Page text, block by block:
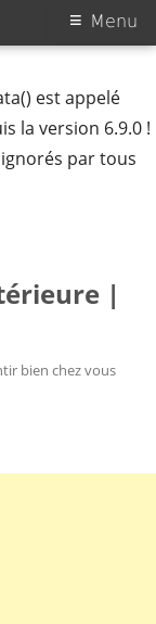
est appelé
la version 6.9.0 !
par tous
|
bien chez vous
Menu